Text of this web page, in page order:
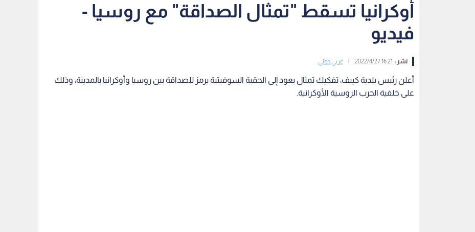
أوكرانيا تسقط "تمثال الصداقة" مع روسيا -
فيديو
نشر : 16:21 2022/4/27 عربي دولي
أعلن رئيس بلدية كييف، تفكيك تمثال يعود إلى الحقبة السوفيتية يرمز للصداقة بين روسيا وأوكرانيا بالمدينة، وذلك
على خلفية الحرب الروسية الأوكرانية.